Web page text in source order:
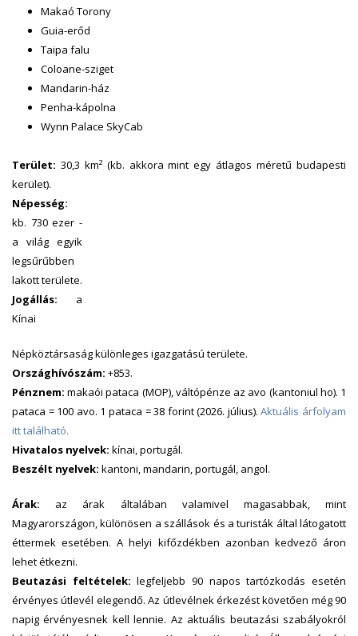
Makaó Torony
Guia-erőd
Taipa falu
Coloane-sziget
Mandarin-ház
Penha-kápolna
Wynn Palace SkyCab
Terület: 30,3 km² (kb. akkora mint egy átlagos méretű budapesti
kerület).
Népesség:
kb. 730 ezer -
a világ egyik
legsűrűbben
lakott területe.
Jogállás: a
Kínai
Népköztársaság különleges igazgatású területe.
Országhívószám: +853.
Pénznem: makaói pataca (MOP), váltópénze az avo (kantoniul ho). 1
pataca = 100 avo. 1 pataca = 38 forint (2026. július).Aktuális árfolyam
itt található.
Hivatalos nyelvek: kínai, portugál.
Beszélt nyelvek: kantoni, mandarin, portugál, angol.
Árak: az árak általában valamivel magasabbak, mint
Magyarországon, különösen a szállások és a turisták által látogatott
éttermek esetében. A helyi kifőzdékben azonban kedvező áron
lehet étkezni.
Beutazási feltételek: legfeljebb 90 napos tartózkodás esetén
érvényes útlevél elegendő. Az útlevélnek érkezést követően még 90
napig érvényesnek kell lennie. Az aktuális beutazási szabályokról